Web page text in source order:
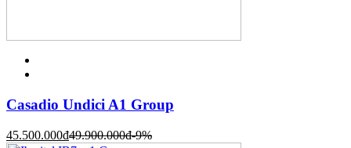
Casadio Undici A1 Group
45.500.000đ49.900.000đ-9%